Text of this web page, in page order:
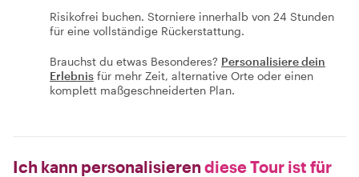
Risikofrei buchen. Storniere innerhalb von 24 Stunden
für eine vollständige Rückerstattung.
Brauchst du etwas Besonderes? Personalisiere dein
Erlebnis für mehr Zeit, alternative Orte oder einen
komplett maßgeschneiderten Plan.
Ich kann personalisieren diese Tour ist für